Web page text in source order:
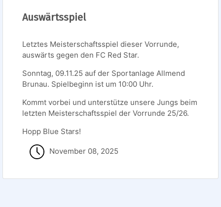
Auswärtsspiel
Letztes Meisterschaftsspiel dieser Vorrunde,
auswärts gegen den FC Red Star.
Sonntag, 09.11.25 auf der Sportanlage Allmend
Brunau. Spielbeginn ist um 10:00 Uhr.
Kommt vorbei und unterstütze unsere Jungs beim
letzten Meisterschaftsspiel der Vorrunde 25/26.
Hopp Blue Stars!
November 08, 2025